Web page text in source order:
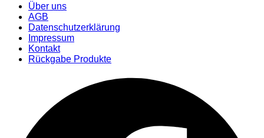
Über uns
AGB
Datenschutzerklärung
Impressum
Kontakt
Rückgabe Produkte